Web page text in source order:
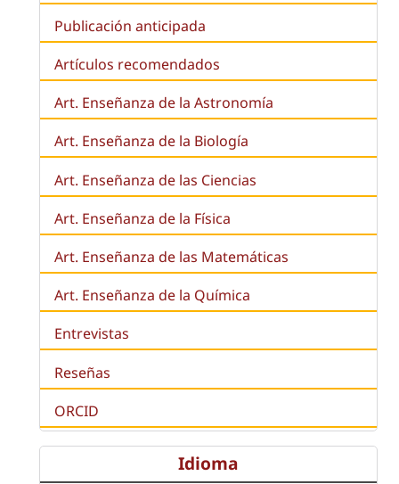
Publicación anticipada
Artículos recomendados
Art. Enseñanza de la Astronomía
Art. Enseñanza de la Biología
Art. Enseñanza de las Ciencias
Art. Enseñanza de la Física
Art. Enseñanza de las Matemáticas
Art. Enseñanza de la Química
Entrevistas
Reseñas
ORCID
Idioma